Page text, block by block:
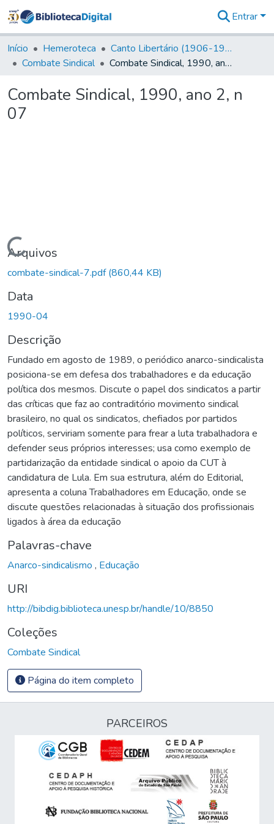
&
Coleções
Tudo na
Digital
Entrar
Início Hemeroteca
Canto Libertário (1906-1995)
Combate Sindical
Combate Sindical, 1990, ano 2, n 07
Combate Sindical, 1990, ano 2, n
07
Carregando...
Arquivos
combate-sindical-7.pdf(860,44 KB)
Data
1990-04
Descrição
Fundado em agosto de 1989, o periódico anarco-sindicalista
posiciona-se em defesa dos trabalhadores e da educação
política dos mesmos. Discute o papel dos sindicatos a partir
das críticas que faz ao contraditório movimento sindical
brasileiro, no qual os sindicatos, chefiados por partidos
políticos, serviriam somente para frear a luta trabalhadora e
defender seus próprios interesses; usa como exemplo de
partidarização da entidade sindical o apoio da CUT à
candidatura de Lula. Em sua estrutura, além do Editorial,
apresenta a coluna Trabalhadores em Educação, onde se
discute questões relacionadas à situação dos profissionais
ligados à área da educação
Palavras-chave
Anarco-sindicalismo , Educação
URI
http://bibdig.biblioteca.unesp.br/handle/10/8850
Coleções
Combate Sindical
Página do item completo
PARCEIROS